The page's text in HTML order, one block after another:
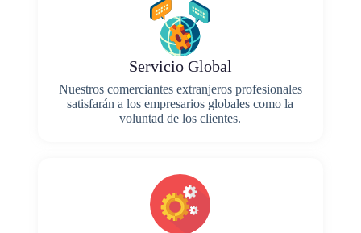
Servicio Global
Nuestros comerciantes extranjeros profesionales
satisfarán a los empresarios globales como la
voluntad de los clientes.